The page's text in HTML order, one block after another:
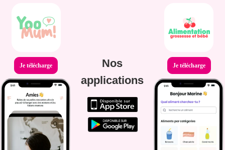
Je télécharge
Nos
applications
Je télécharge